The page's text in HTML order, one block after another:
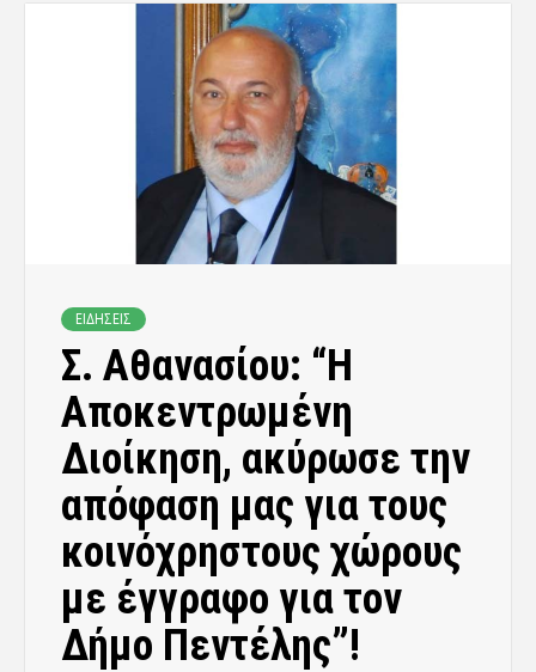
ΕΙΔΗΣΕΙΣ
Σ. Αθανασίου: “Η
Αποκεντρωμένη
Διοίκηση, ακύρωσε την
απόφαση μας για τους
κοινόχρηστους χώρους
με έγγραφο για τον
Δήμο Πεντέλης”!